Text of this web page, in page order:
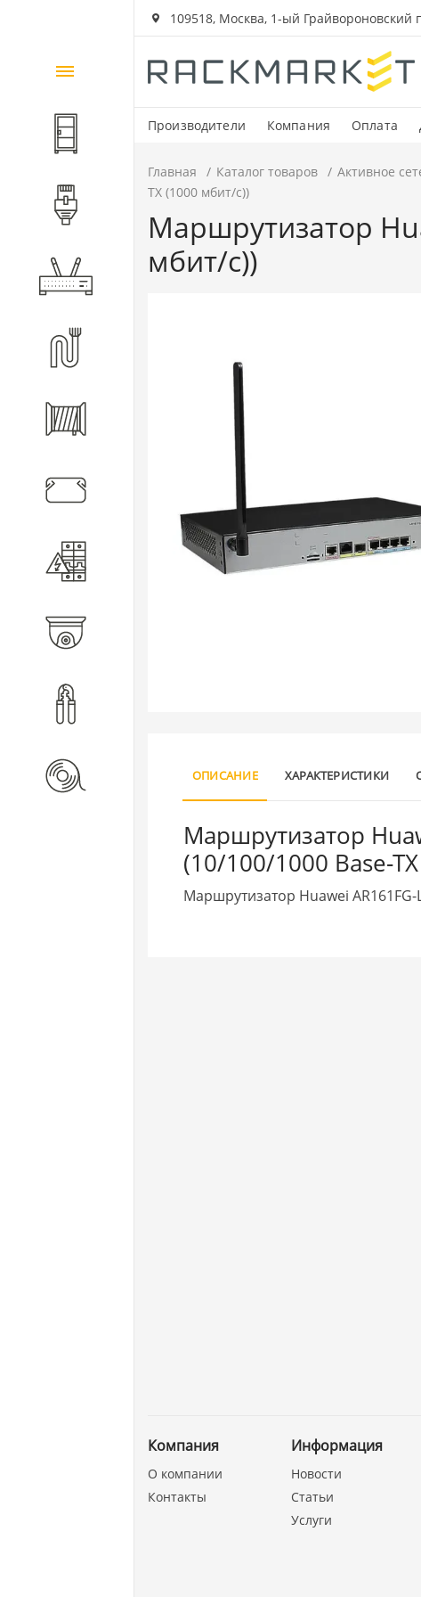
109518, Москва, 1-ый Грайвороновский
Производители Компания Оплата
Каталог
товаров
Шкафы и стойки
Активное оборудование
Кабеленесущие системы
Электротехническое
Расходные материалы
Главная Каталог товаров Активное
TX (1000 мбит/с))
Маршрутизатор
мбит/с))
ОПИСАНИЕ ХАРАКТЕРИСТИКИ
Маршрутизатор
(10/100/1000 Base-
Маршрутизатор Huawei AR161FG-
Компания
О компании
Контакты
Информация
Новости
Статьи
Услуги